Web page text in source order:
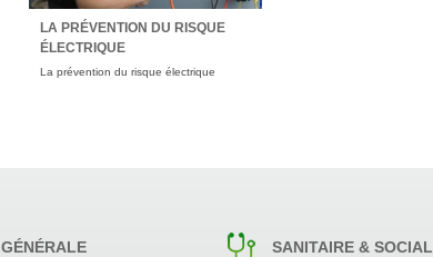
LA PRÉVENTION DU RISQUE
ÉLECTRIQUE
La prévention du risque électrique
GÉNÉRALE SANITAIRE & SOCIAL